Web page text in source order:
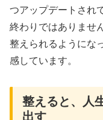
つアップデートされ
終わりではありませ
整えられるようにな
感しています。
整えると、人
出す